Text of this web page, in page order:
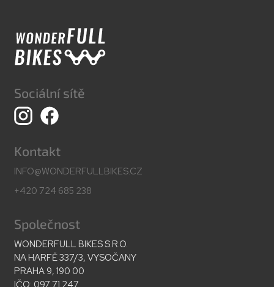
Sociální sítě
Kontakt
INFO@WONDERFULLBIKES.CZ
+420 724 685 238
Společnost
WONDERFULL BIKES S.R.O.
NA HARFĚ 337/3, VYSOČANY
PRAHA 9, 190 00
IČO: 097 71 247